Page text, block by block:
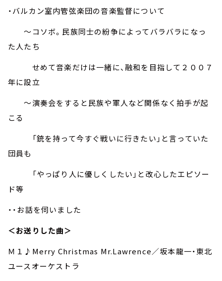
・バルカン室内管弦楽団の音楽監督について
～コソボ。民族同士の紛争によってバラバラになっ
た人たち
せめて音楽だけは一緒に、融和を目指して２００７
年に設立
～演奏会をすると民族や軍人など関係なく拍手が起
こる
「銃を持って今すぐ戦いに行きたい」と言っていた
団員も
「やっぱり人に優しくしたい」と改心したエピソー
ド等
・・お話を伺いました
＜お送りした曲＞
Ｍ１♪Merry Christmas Mr.Lawrence／坂本龍一・東北
ユースオーケストラ